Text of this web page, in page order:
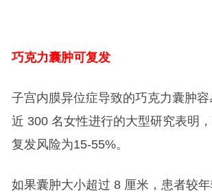
巧克力囊肿可复发
子宫内膜异位症导致的巧克力囊肿
近 300 名女性进行的大型研究表明
复发风险为15-55%。
如果囊肿大小超过 8 厘米，患者较